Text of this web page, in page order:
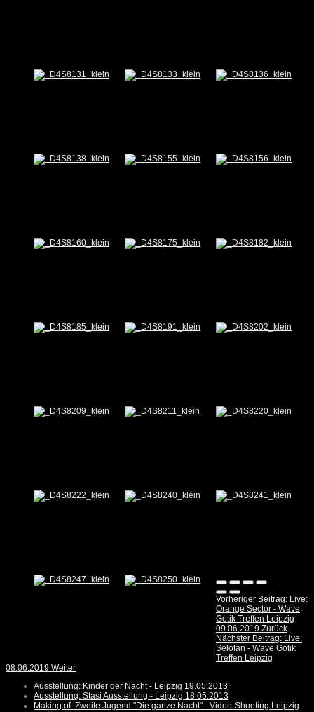
Vorheriger Beitrag: Live:
Orange Sector - Wave
Gotik Treffen Leipzig
09.06.2019 Zurück
Nächster Beitrag: Live:
Selofan - Wave Gotik
Treffen Leipzig
08.06.2019 Weiter
Ausstellung: Kinder der Nacht - Leipzig 19.05.2013
Ausstellung: Stasi Ausstellung - Leipzig 18.05.2013
Making of: Zweite Jugend "Die ganze Nacht" - Video-Shooting Leipzig